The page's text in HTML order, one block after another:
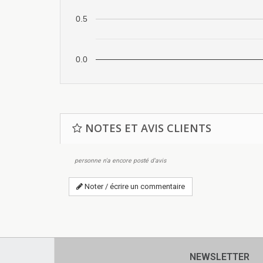
0.0
0.5
NOTES ET AVIS CLIENTS
personne n'a encore posté d'avis
Noter / écrire un commentaire
NEWSLETTER